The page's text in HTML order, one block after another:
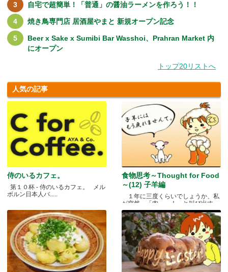
自宅で超簡単！「普通」の醤油ラーメンを作ろう！！
焼き鳥専門店 居酒屋やまと 新規オープン記念
Beer x Sake x Sumibi Bar Wasshoi、Prahran Market 内
にオープン
トップ20リストへ
人気の記事
侍のいるカフェ。
第１０杯 - 侍のいるカフェ。 メル
ボルン日本人バ.....
食物思考～Thought for Food
～(12) 子羊編
１年に三度くらいでしょうか、私
が突然、「肉～っ！」と叫び出す
瞬.....